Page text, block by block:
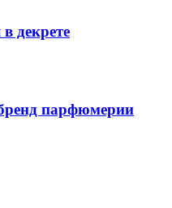
декрете
парфюмерии